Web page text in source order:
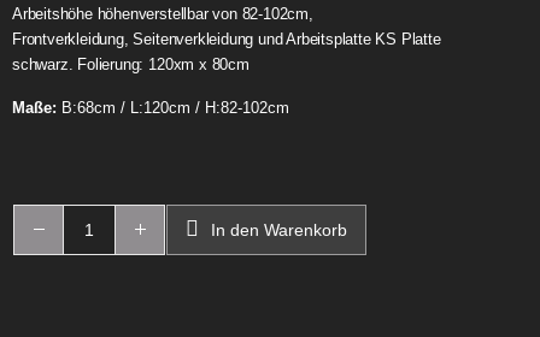
Arbeitshöhe höhenverstellbar von 82-102cm,
Frontverkleidung, Seitenverkleidung und Arbeitsplatte KS Platte
schwarz. Folierung: 120xm x 80cm
Maße: B:68cm / L:120cm / H:82-102cm
In den Warenkorb